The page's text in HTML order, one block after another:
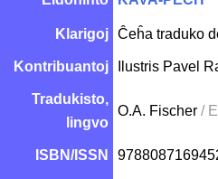
Klarigoj Ĉeĥa traduko
Kontribuantoj Ilustris Pavel
Tradukisto,
lingvo
O.A. Fischer /
ISBN/ISSN